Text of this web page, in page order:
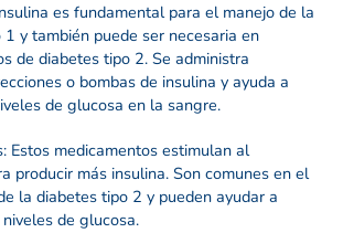
es fundamental para el manejo de la
y también puede ser necesaria en
de diabetes tipo 2. Se administra
o bombas de insulina y ayuda a
de glucosa en la sangre.
Estos medicamentos estimulan al
producir más insulina. Son comunes en el
la diabetes tipo 2 y pueden ayudar a
de glucosa.